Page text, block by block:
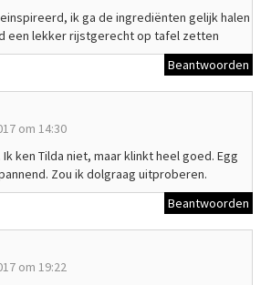
ik ga de ingrediënten gelijk halen
een lekker rijstgerecht op tafel zetten
Beantwoorden
om 14:30
ken Tilda niet, maar klinkt heel goed. Egg
Zou ik dolgraag uitproberen.
Beantwoorden
om 19:22